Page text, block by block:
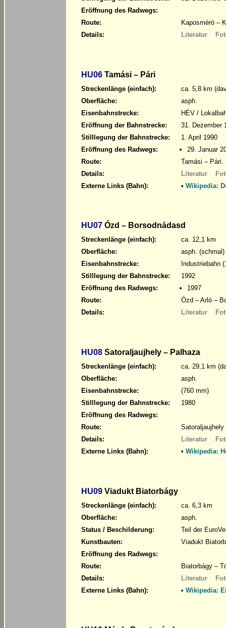
Eröffnung des Radwegs:
Route:
Kaposmérö –
Details:
Literatur
HU06 Tamási – Pári
Streckenlänge (einfach):
ca. 5,8 km
Oberfläche:
asph.
Eisenbahnstrecke:
HÉV /
Eröffnung der Bahnstrecke:
31. Dezember
Stilllegung der Bahnstrecke:
1. April 1990
Eröffnung des Radwegs:
29. Januar
Route:
Tamási – Pári.
Details:
Literatur
Externe Links (Bahn):
• Wikipedia:
HU07 Ózd – Borsodnádasd
Streckenlänge (einfach):
ca. 12,1 km
Oberfläche:
asph. (schmal)
Eisenbahnstrecke:
Industriebahn
Stilllegung der Bahnstrecke:
1992
Eröffnung des Radwegs:
1997
Route:
Ózd – Arló –
Details:
Literatur
HU08 Satoraljaujhely – Palhaza
Streckenlänge (einfach):
ca. 29,1 km
Oberfläche:
asph.
Eisenbahnstrecke:
(760 mm)
Stilllegung der Bahnstrecke:
1980
Eröffnung des Radwegs:
Route:
Details:
Literatur
Externe Links (Bahn):
• Wikipedia:
HU09 Viadukt Biatorbágy
Streckenlänge (einfach):
ca. 6,3 km
Oberfläche:
asph.
Status / Beschilderung:
Teil der
Kunstbauten:
Viadukt
Eröffnung des Radwegs:
Route:
Biatorbágy –
Details:
Literatur
Externe Links (Bahn):
• Wikipedia: